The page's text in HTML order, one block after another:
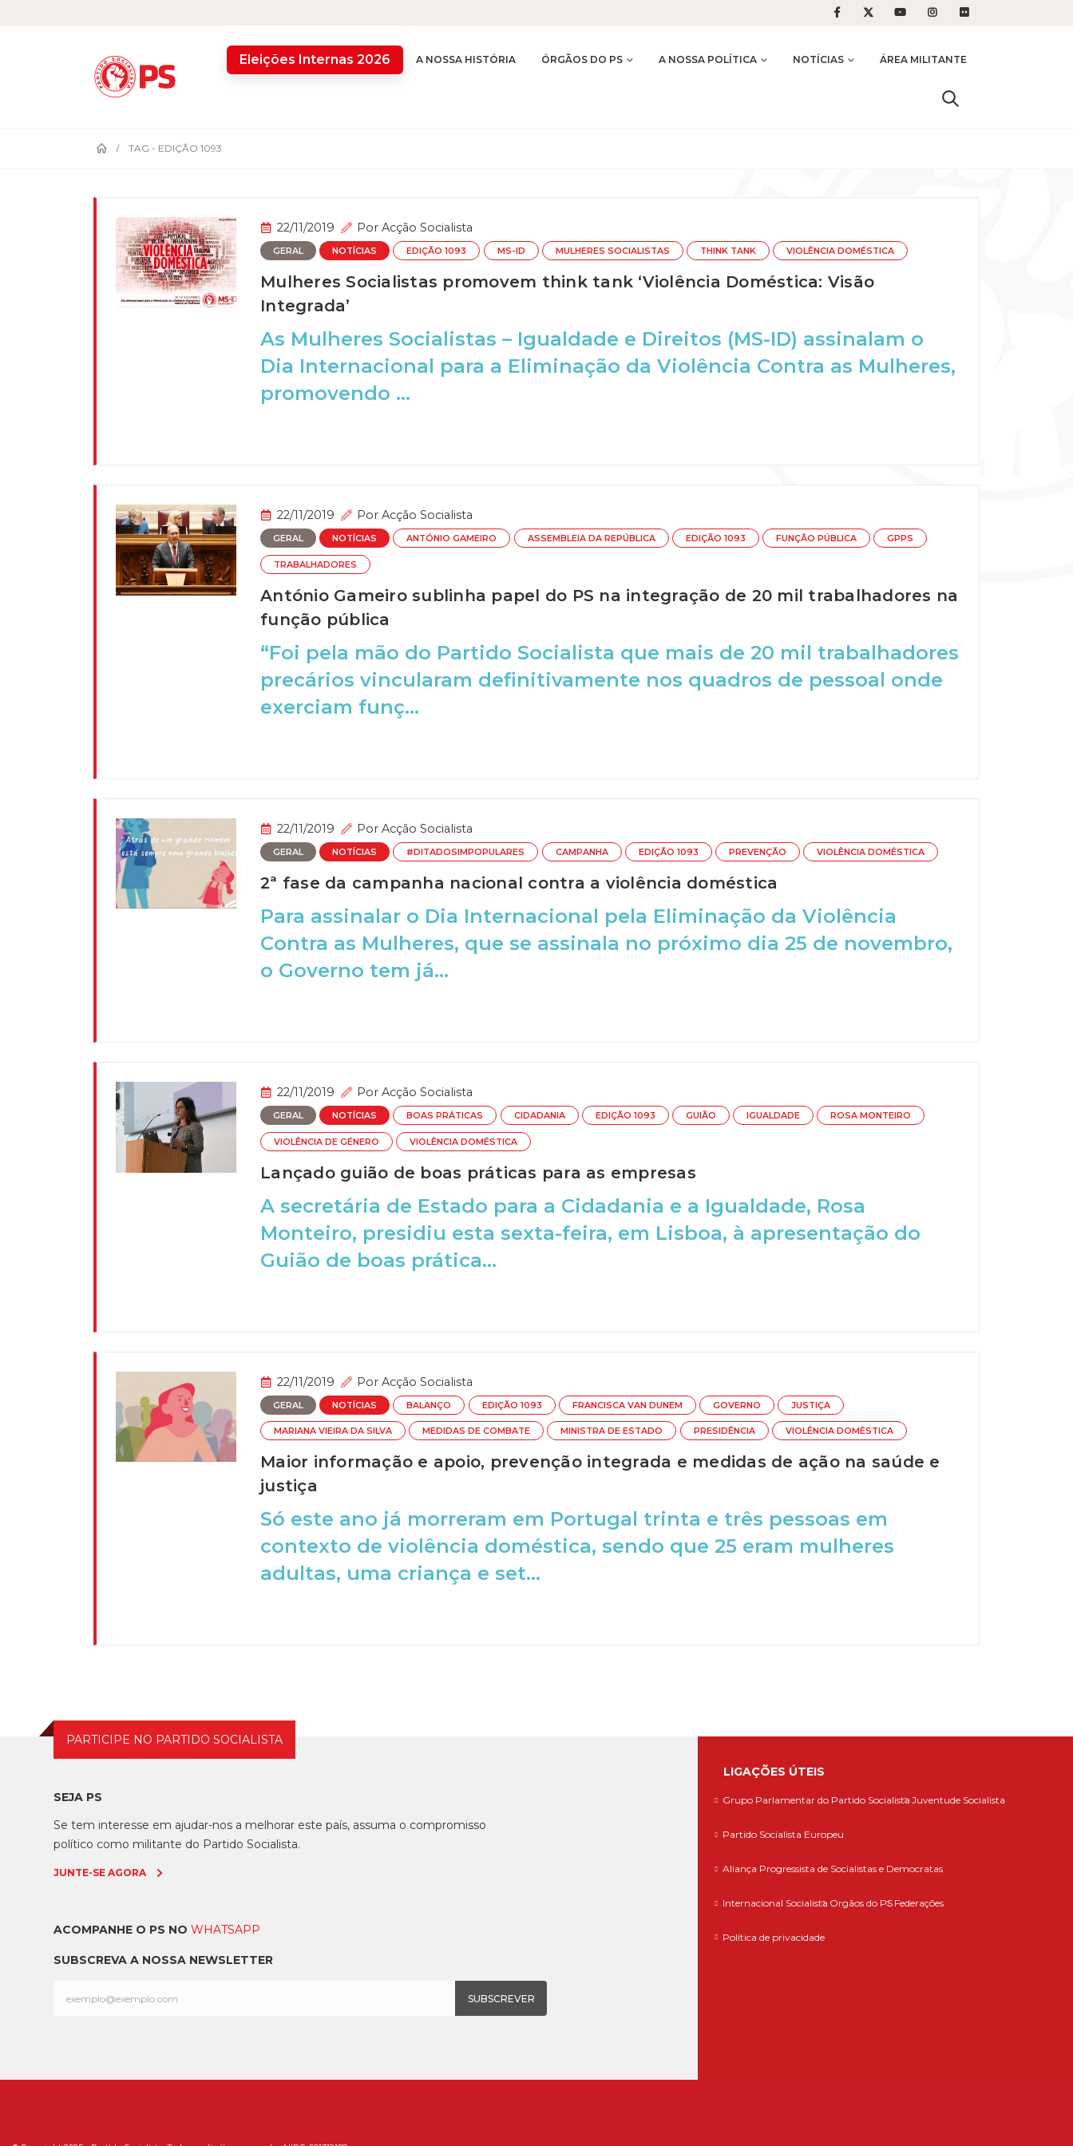
Eleições Internas 2026 A NOSSA HISTÓRIA ÓRGÃOS DO PS A NOSSA POLÍTICA NOTÍCIAS ÁREA MILITANTE
TAG - EDIÇÃO 1093
22/11/2019 Por Acção Socialista
GERAL NOTÍCIAS EDIÇÃO 1093 MS-ID MULHERES SOCIALISTAS THINK TANK VIOLÊNCIA DOMÉSTICA
Mulheres Socialistas promovem think tank ‘Violência Doméstica: Visão
Integrada’
As Mulheres Socialistas – Igualdade e Direitos (MS-ID) assinalam o
Dia Internacional para a Eliminação da Violência Contra as Mulheres,
promovendo ...
22/11/2019 Por Acção Socialista
GERAL NOTÍCIAS ANTÓNIO GAMEIRO ASSEMBLEIA DA REPÚBLICA EDIÇÃO 1093 FUNÇÃO PÚBLICA GPPS
TRABALHADORES
António Gameiro sublinha papel do PS na integração de 20 mil trabalhadores na
função pública
“Foi pela mão do Partido Socialista que mais de 20 mil trabalhadores
precários vincularam definitivamente nos quadros de pessoal onde
exerciam funç...
22/11/2019 Por Acção Socialista
GERAL NOTÍCIAS #DITADOSIMPOPULARES CAMPANHA EDIÇÃO 1093 PREVENÇÃO VIOLÊNCIA DOMÉSTICA
2ª fase da campanha nacional contra a violência doméstica
Para assinalar o Dia Internacional pela Eliminação da Violência
Contra as Mulheres, que se assinala no próximo dia 25 de novembro,
o Governo tem já...
22/11/2019 Por Acção Socialista
GERAL NOTÍCIAS BOAS PRÁTICAS CIDADANIA EDIÇÃO 1093 GUIÃO IGUALDADE ROSA MONTEIRO
VIOLÊNCIA DE GÉNERO VIOLÊNCIA DOMÉSTICA
Lançado guião de boas práticas para as empresas
A secretária de Estado para a Cidadania e a Igualdade, Rosa
Monteiro, presidiu esta sexta-feira, em Lisboa, à apresentação do
Guião de boas prática...
22/11/2019 Por Acção Socialista
GERAL NOTÍCIAS BALANÇO EDIÇÃO 1093 FRANCISCA VAN DUNEM GOVERNO JUSTIÇA
MARIANA VIEIRA DA SILVA MEDIDAS DE COMBATE MINISTRA DE ESTADO PRESIDÊNCIA VIOLÊNCIA DOMÉSTICA
Maior informação e apoio, prevenção integrada e medidas de ação na saúde e
justiça
Só este ano já morreram em Portugal trinta e três pessoas em
contexto de violência doméstica, sendo que 25 eram mulheres
adultas, uma criança e set...
PARTICIPE NO PARTIDO SOCIALISTA
SEJA PS
Se tem interesse em ajudar-nos a melhorar este país, assuma o compromisso
político como militante do Partido Socialista.
JUNTE-SE AGORA
ACOMPANHE O PS NOWHATSAPP
SUBSCREVA A NOSSA NEWSLETTER
LIGAÇÕES ÚTEIS
Grupo Parlamentar do Partido Socialista Juventude Socialista
Partido Socialista Europeu
Aliança Progressista de Socialistas e Democratas
Internacional Socialista Orgãos do PS Federações
Política de privacidade